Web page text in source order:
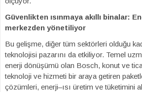
Güvenlikten ısınmaya akıllı binalar:
merkezden yönetiliyor
Bu gelişme, diğer tüm sektörleri olduğu
teknolojisi pazarını da etkiliyor. Temel
enerji dönüşümü olan Bosch, konut ve
teknoloji ve hizmeti bir araya getiren
çözümleri, enerji–ısı üretim ve tüketimini